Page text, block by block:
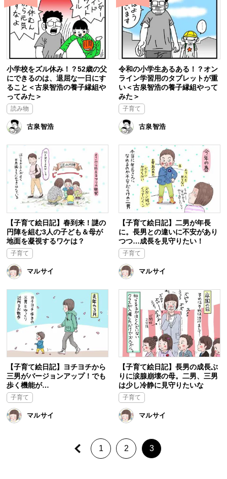
小学校をズル休み！？52歳の父
にできるのは、退屈な一日にす
ること＜古泉智浩の養子縁組や
ってみた＞
読み物
古泉智浩
令和の小学生あるある！？オン
ライン学習用のタブレットが重
い＜古泉智浩の養子縁組やって
みた＞
子育て
古泉智浩
【子育て絵日記】春到来！謎の
円陣を組む3人の子ども＆母が
地面を凝視するワケは？
子育て
マルサイ
【子育て絵日記】二男が年長
に。長男との違いに不安があり
つつ…成長を見守りたい！
子育て
マルサイ
【子育て絵日記】ヨチヨチから
三男がバージョンアップ！でも
歩く機能が…
子育て
マルサイ
【子育て絵日記】長男の成長ぶ
りに涙腺崩壊の母。二男、三男
は少し冷静に見守りたいな
子育て
マルサイ
1 2 3